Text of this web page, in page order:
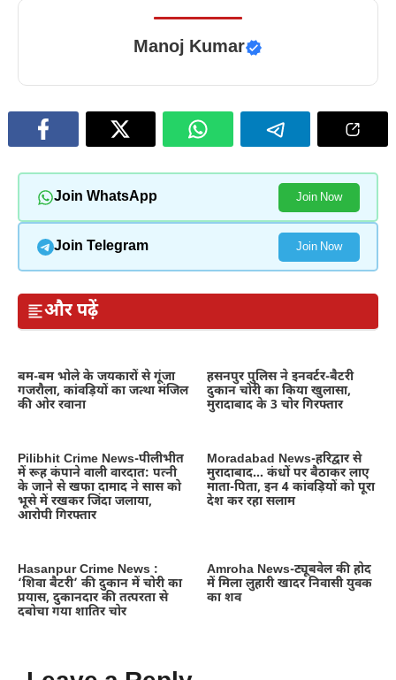
Manoj Kumar
Join WhatsApp Join Now
Join Telegram Join Now
और पढ़ें
बम-बम भोले के जयकारों से गूंजा
गजरौला, कांवड़ियों का जत्था मंजिल
की ओर रवाना
हसनपुर पुलिस ने इनवर्टर-बैटरी
दुकान चोरी का किया खुलासा,
मुरादाबाद के 3 चोर गिरफ्तार
Pilibhit Crime News-पीलीभीत
में रूह कंपाने वाली वारदात: पत्नी
के जाने से खफा दामाद ने सास को
भूसे में रखकर जिंदा जलाया,
आरोपी गिरफ्तार
Moradabad News-हरिद्वार से
मुरादाबाद… कंधों पर बैठाकर लाए
माता-पिता, इन 4 कांवड़ियों को पूरा
देश कर रहा सलाम
Hasanpur Crime News :
‘शिवा बैटरी’ की दुकान में चोरी का
प्रयास, दुकानदार की तत्परता से
दबोचा गया शातिर चोर
Amroha News-ट्यूबवेल की होद
में मिला लुहारी खादर निवासी युवक
का शव